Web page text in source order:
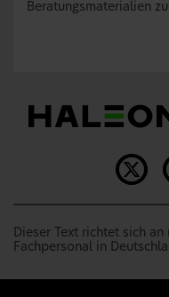
Beratungsmaterialien
Dieser Text richtet sich
Fachpersonal in